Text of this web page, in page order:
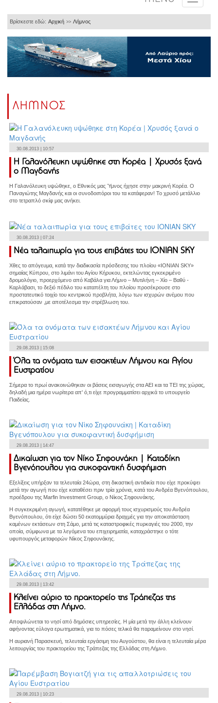
Βρίσκεστε εδώ: Αρχική >> Λήμνος
ΛΗΜΝΟΣ
30.08.2013 | 10:57
Η Γαλανόλευκη υψώθηκε στη Κορέα | Χρυσός ξανά
ο Μαγδανής
Η Γαλανόλευκη υψώθηκε, ο Εθνικός μας Ύμνος ήχησε στην μακρινή Κορέα. Ο
Παναγιώτης Μαγδανής και οι συνοδοιπόροι του τα κατάφεραν! Το χρυσό μετάλλιο
στο τετραπλό σκίφ μας ανήκει.
30.08.2013 | 07:24
Νέα ταλαιπωρία για τους επιβάτες του ΙΟΝΙΑΝ SKY
Χθες το απόγευμα, κατά την διαδικασία πρόσδεσης του πλοίου «ΙΟΝΙΑΝ SKY»
σημαίας Κύπρου, στο λιμάνι του Αγίου Κήρυκου, εκτελώντας εγκεκριμένο
δρομολόγιο, προερχόμενο από Καβάλα για Λήμνο – Μυτιλήνη – Χίο – Βαθύ -
Καρλάβασι, το δεξιό πέδιλο του καταπέλτη του πλοίου προσέκρουσε στο
προστατευτικό τοιχίο του κεντρικού προβλήτα, λόγω των ισχυρών ανέμου που
επικρατούσαν ,με αποτέλεσμα την στρέβλωση του.
29.08.2013 | 15:08
Όλα τα ονόματα των εισακτέων Λήμνου και Αγίου
Ευστρατίου
Σήμερα το πρωί ανακοινώθηκαν οι βάσεις εισαγωγής στα ΑΕΙ και τα ΤΕΙ της χώρας,
δηλαδή μια ημέρα νωρίτερα απ' ό,τι είχε προγραμματίσει αρχικά το υπουργείο
Παιδείας.
29.08.2013 | 14:47
Δικαίωση για τον Νίκο Σηφουνάκη | Καταδίκη
Βγενόπουλου για συκοφαντική δυσφήμιση
Εξελίξεις υπήρξαν τα τελευταία 24ώρα, στη δικαστική αντιδικία που είχε προκύψει
μετά την αγωγή που είχε καταθέσει πριν τρία χρόνια, κατά του Ανδρέα Βγενόπουλου,
προέδρου της Marfin Investment Group, ο Νίκος Σηφουνάκης.
Η συγκεκριμένη αγωγή, κατατέθηκε με αφορμή τους ισχυρισμούς του Ανδρέα
Βγενόπουλου, ότι είχε δώσει 50 εκατομμύρια δραχμές για την αποκατάσταση
καμένων εκτάσεων στη Σάμο, μετά τις καταστροφικές πυρκαγιές του 2000, την
οποία, σύμφωνα με τα λεγόμενα του επιχειρηματία, καταχράστηκε ο τότε
υφυπουργός μεταφορών Νίκος Σηφουνάκης.
29.08.2013 | 13:42
Κλείνει αύριο το πρακτορείο της Τράπεζας της
Ελλάδας στη Λήμνο.
Αποψιλώνεται το νησί από δημόσιες υπηρεσίες. Η μία μετά την άλλη κλείνουν
αφήνοντας εύλογα ερωτηματικά, για το πόσες τελικά θα παραμείνουν στο νησί.
Η αυριανή Παρασκευή, τελευταία εργάσιμη του Αυγούστου, θα είναι η τελευταία μέρα
λειτουργίας του πρακτορείου της Τράπεζας της Ελλάδας στη Λήμνο.
29.08.2013 | 10:23